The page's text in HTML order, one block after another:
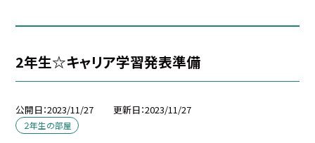
2年生☆キャリア学習発表準備
公開日 2023/11/27 更新日 2023/11/27
２年生の部屋